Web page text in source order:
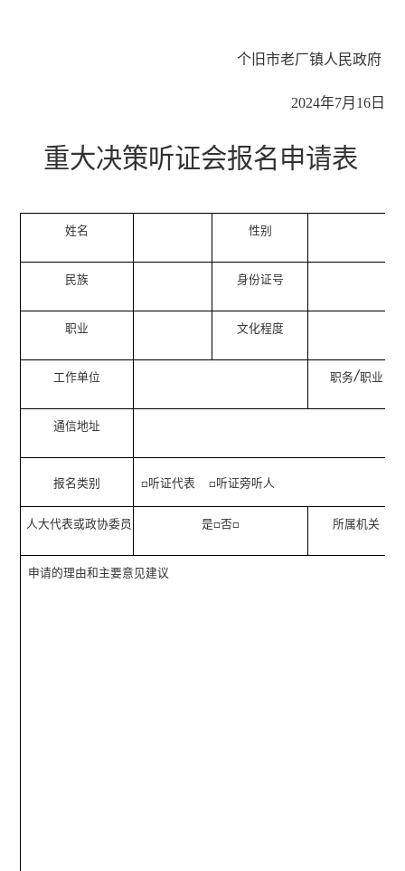
个旧市老厂镇人民政府
2024年7月16日
重大决策听证会报名申请表
姓名 性别
民族 身份证号
职业 文化程度
工作单位 职务/职业
通信地址
报名类别 □听证代表 □听证旁听人
人大代表或政协委员 是□否□ 所属机关
申请的理由和主要意见建议